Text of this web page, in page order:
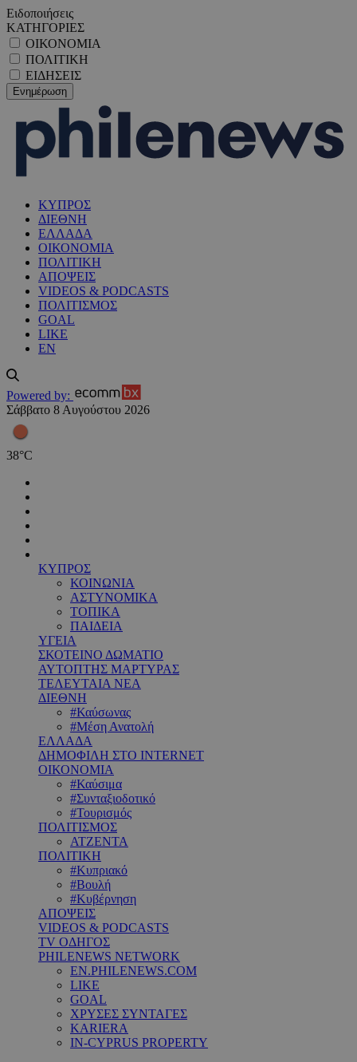
Ειδοποιήσεις
ΚΑΤΗΓΟΡΙΕΣ
ΟΙΚΟΝΟΜΙΑ
ΠΟΛΙΤΙΚΗ
ΕΙΔΗΣΕΙΣ
ΚΥΠΡΟΣ
ΔΙΕΘΝΗ
ΕΛΛΑΔΑ
ΟΙΚΟΝΟΜΙΑ
ΠΟΛΙΤΙΚΗ
ΑΠΟΨΕΙΣ
VIDEOS & PODCASTS
ΠΟΛΙΤΙΣΜΟΣ
GOAL
LIKE
EN
Powered by:
Σάββατο 8 Αυγούστου 2026
38°C
ΚΥΠΡΟΣ
ΚΟΙΝΩΝΙΑ
ΑΣΤΥΝΟΜΙΚΑ
ΤΟΠΙΚΑ
ΠΑΙΔΕΙΑ
ΥΓΕΙΑ
ΣΚΟΤΕΙΝΟ ΔΩΜΑΤΙΟ
ΑΥΤΟΠΤΗΣ ΜΑΡΤΥΡΑΣ
ΤΕΛΕΥΤΑΙΑ ΝΕΑ
ΔΙΕΘΝΗ
#Καύσωνας
#Μέση Ανατολή
ΕΛΛΑΔΑ
ΔΗΜΟΦΙΛΗ ΣΤΟ INTERNET
ΟΙΚΟΝΟΜΙΑ
#Καύσιμα
#Συνταξιοδοτικό
#Τουρισμός
ΠΟΛΙΤΙΣΜΟΣ
ΑΤΖΕΝΤΑ
ΠΟΛΙΤΙΚΗ
#Κυπριακό
#Βουλή
#Κυβέρνηση
ΑΠΟΨΕΙΣ
VIDEOS & PODCASTS
TV ΟΔΗΓΟΣ
PHILENEWS NETWORK
EN.PHILENEWS.COM
LIKE
GOAL
ΧΡΥΣΕΣ ΣΥΝΤΑΓΕΣ
KARIERA
IN-CYPRUS PROPERTY